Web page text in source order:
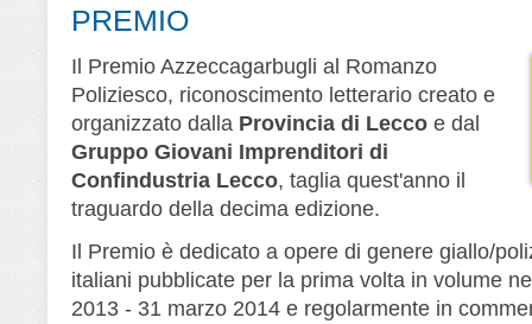
PREMIO
Il Premio Azzeccagarbugli al Romanzo
Poliziesco, riconoscimento letterario creato e
organizzato dalla Provincia di Lecco e dal
Gruppo Giovani Imprenditori di
Confindustria Lecco, taglia quest'anno il
traguardo della decima edizione.
Il Premio è dedicato a opere di genere giallo/
italiani pubblicate per la prima volta in volume
2013 - 31 marzo 2014 e regolarmente in